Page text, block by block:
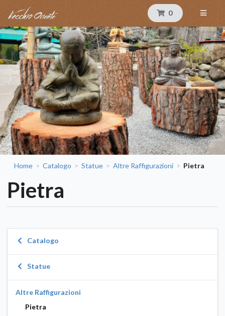
0
Home > Catalogo > Statue > Altre Raffigurazioni > Pietra
Pietra
Catalogo
Statue
Altre Raffigurazioni
Pietra